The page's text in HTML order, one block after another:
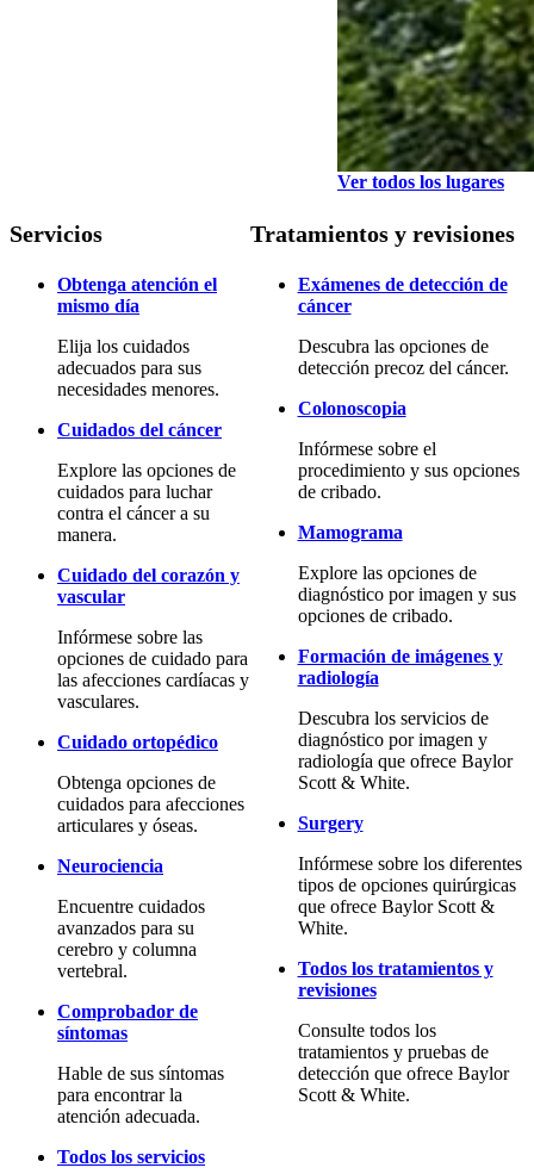
Ver todos los lugares
Servicios
Obtenga atención el
mismo día
Elija los cuidados
adecuados para sus
necesidades menores.
Cuidados del cáncer
Explore las opciones de
cuidados para luchar
contra el cáncer a su
manera.
Cuidado del corazón y
vascular
Infórmese sobre las
opciones de cuidado para
las afecciones cardíacas y
vasculares.
Cuidado ortopédico
Obtenga opciones de
cuidados para afecciones
articulares y óseas.
Neurociencia
Encuentre cuidados
avanzados para su
cerebro y columna
vertebral.
Comprobador de
síntomas
Hable de sus síntomas
para encontrar la
atención adecuada.
Todos los servicios
Tratamientos y revisiones
Exámenes de detección de
cáncer
Descubra las opciones de
detección precoz del cáncer.
Colonoscopia
Infórmese sobre el
procedimiento y sus opciones
de cribado.
Mamograma
Explore las opciones de
diagnóstico por imagen y sus
opciones de cribado.
Formación de imágenes y
radiología
Descubra los servicios de
diagnóstico por imagen y
radiología que ofrece Baylor
Scott & White.
Surgery
Infórmese sobre los diferentes
tipos de opciones quirúrgicas
que ofrece Baylor Scott &
White.
Todos los tratamientos y
revisiones
Consulte todos los
tratamientos y pruebas de
detección que ofrece Baylor
Scott & White.